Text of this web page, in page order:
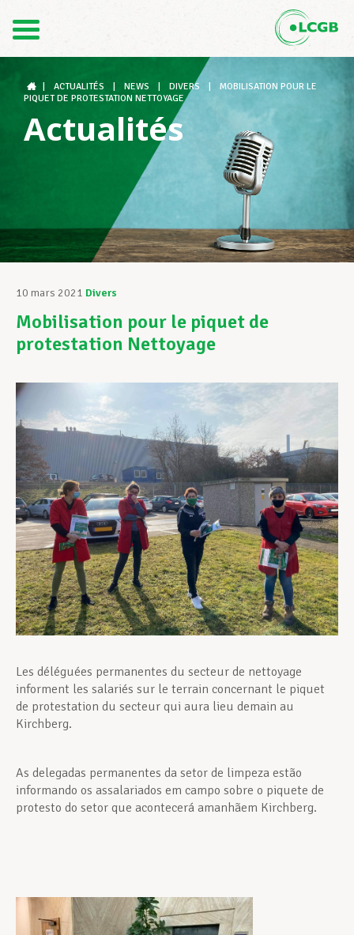
DE
Le LCGB
Structures syndicales
Assistance au Travail
Vos droits
Assistance en vie privée
Développement professionnel
Devenir Membre
Actualités
ACTUALITÉS NEWS DIVERS
MOBILISATION POUR LE
PIQUET DE PROTESTATION NETTOYAGE
Actualités
10 mars 2021 Divers
Mobilisation pour le piquet de
protestation Nettoyage
Les déléguées permanentes du secteur de nettoyage
informent les salariés sur le terrain concernant le piquet
de protestation du secteur qui aura lieu demain au
Kirchberg.
As delegadas permanentes da setor de limpeza estão
informando os assalariados em campo sobre o piquete de
protesto do setor que acontecerá amanhãem Kirchberg.